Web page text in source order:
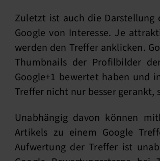
Zuletzt ist auch die Darstellung
Google von Interesse. Je
werden den Treffer anklicken.
Thumbnails der Profilbilder
Google+1 bewertet haben und
Treffer nicht nur besser
Unabhängig davon können
Artikels zu einem Google
Aufwertung der Treffer ist